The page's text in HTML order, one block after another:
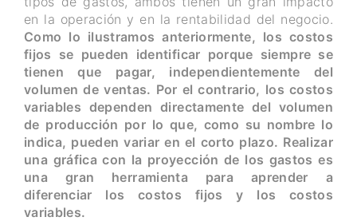
en la operación y en la rentabilidad del negocio.
Como lo ilustramos anteriormente, los costos
fijos se pueden identificar porque siempre se
tienen que pagar, independientemente del
volumen de ventas. Por el contrario, los costos
variables dependen directamente del volumen
de producción por lo que, como su nombre lo
indica, pueden variar en el corto plazo. Realizar
una gráfica con la proyección de los gastos es
una gran herramienta para aprender a
diferenciar los costos fijos y los costos
variables.